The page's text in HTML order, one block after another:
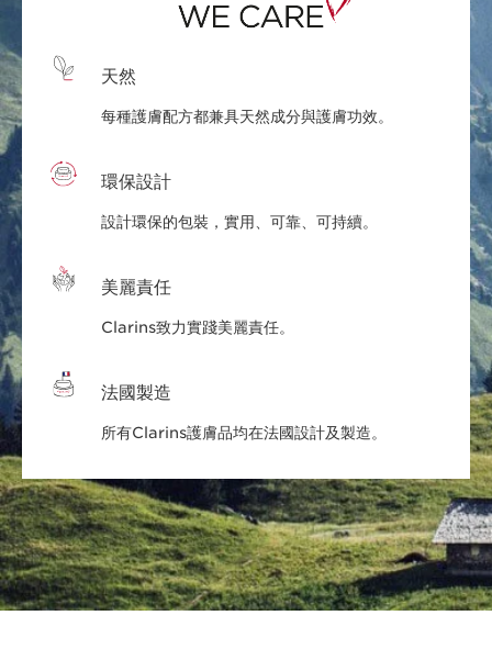
天然
每種護膚配方都兼具天然成分與護膚功效。
環保設計
設計環保的包裝，實用、可靠、可持續。
美麗責任
Clarins致力實踐美麗責任。
法國製造
所有Clarins護膚品均在法國設計及製造。